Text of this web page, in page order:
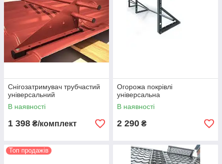
Снігозатримувач трубчастий
універсальний
В наявності
1 398 ₴/комплект
Огорожа покрівлі
універсальна
В наявності
2 290 ₴
Топ продажів